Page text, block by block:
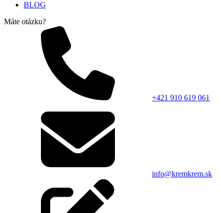
BLOG
Máte otázku?
+421 910 619 061
info@kremkrem.sk